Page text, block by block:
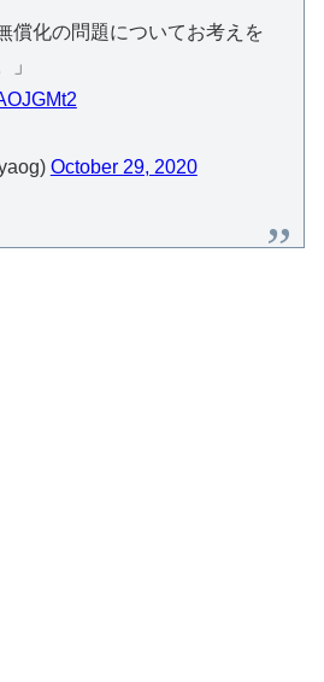
償化の問題についてお考えを
」
October 29, 2020